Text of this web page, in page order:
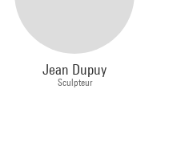
Jean Dupuy
Sculpteur